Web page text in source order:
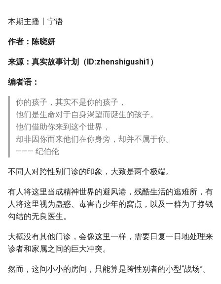
本期主播丨宁语
作者：陈晓妍
来源：真实故事计划（ID:zhenshigushi1）
编者语：
你的孩子，其实不是你的孩子，
他们是生命对于自身渴望而诞生的孩子。
他们借助你来到这个世界，
却非因你而来他们在你身旁，却并不属于你。
——— 纪伯伦
不同人对跨性别门诊的印象，大致是两个极端。
有人将这里当成精神世界的避风港，残酷生活的逃难所，有
人将这里视为蛊惑、毒害青少年的窝点，以及一群为了挣钱
勾结的无良医生。
大概没有其他门诊，会像这里一样，需要日复一日地处理来
诊者和家属之间的巨大冲突。
然而，这间小小的房间，只能算是跨性别者的小型“战场”。